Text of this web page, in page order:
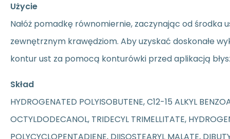
Użycie
Nałóż pomadkę równomiernie, zaczynając od środka
zewnętrznym krawędziom. Aby uzyskać doskonałe
kontur ust za pomocą konturówki przed aplikacją
Skład
HYDROGENATED POLYISOBUTENE, C12-15 ALKYL
OCTYLDODECANOL, TRIDECYL TRIMELLITATE,